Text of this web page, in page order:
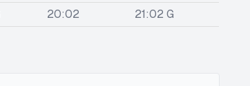
20:02
21:02 G